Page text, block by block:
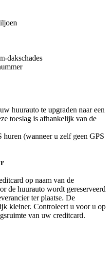
dakschades
huurauto te upgraden naar een
toeslag is afhankelijk van de
huren (wanneer u zelf geen GPS
op naam van de
de huurauto wordt gereserveerd
ter plaatse. De
kleiner. Controleert u voor u op
van uw creditcard.